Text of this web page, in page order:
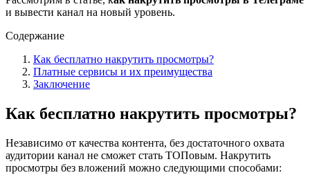
и вывести канал на новый уровень.
Содержание
Как бесплатно накрутить просмотры?
Платные сервисы и их преимущества
Заключение
Как бесплатно накрутить просмотры?
Независимо от качества контента, без достаточного охвата
аудитории канал не сможет стать ТОПовым. Накрутить
просмотры без вложений можно следующими способами: